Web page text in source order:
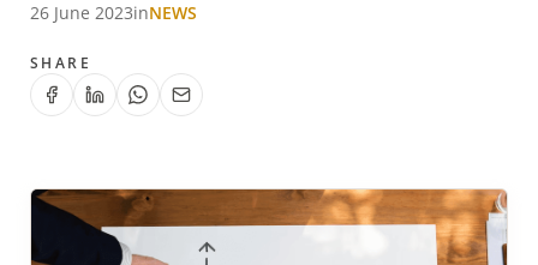
26 June 2023inNEWS
SHARE